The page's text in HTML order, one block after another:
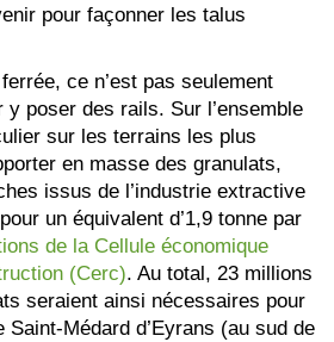
pour façonner les talus
ce n’est pas seulement
poser des rails. Sur l’ensemble
sur les terrains les plus
en masse des granulats,
issus de l’industrie extractive
un équivalent d’1,9 tonne par
de la Cellule économique
(Cerc). Au total, 23 millions
seraient ainsi nécessaires pour
Médard d’Eyrans (au sud de